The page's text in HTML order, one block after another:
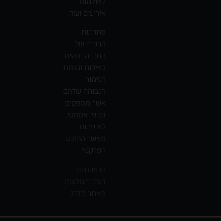
אירועים ועוד.
פתרונות
הבנייה של
החברה ידועים
באיכות וברמת
הגימור
הגבוהה שלהם
אשר מספקים
גם פן אסתטי,
לא פחות
מאשר ההיבט
הפרקטי.
קראו חוות
דעת והמלצות
מאתר מדרג